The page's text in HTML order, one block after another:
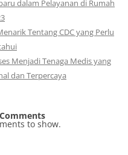
dalam Pelayanan di Rumah
Tentang CDC yang Perlu
Menjadi Tenaga Medis yang
dan Terpercaya
to show.